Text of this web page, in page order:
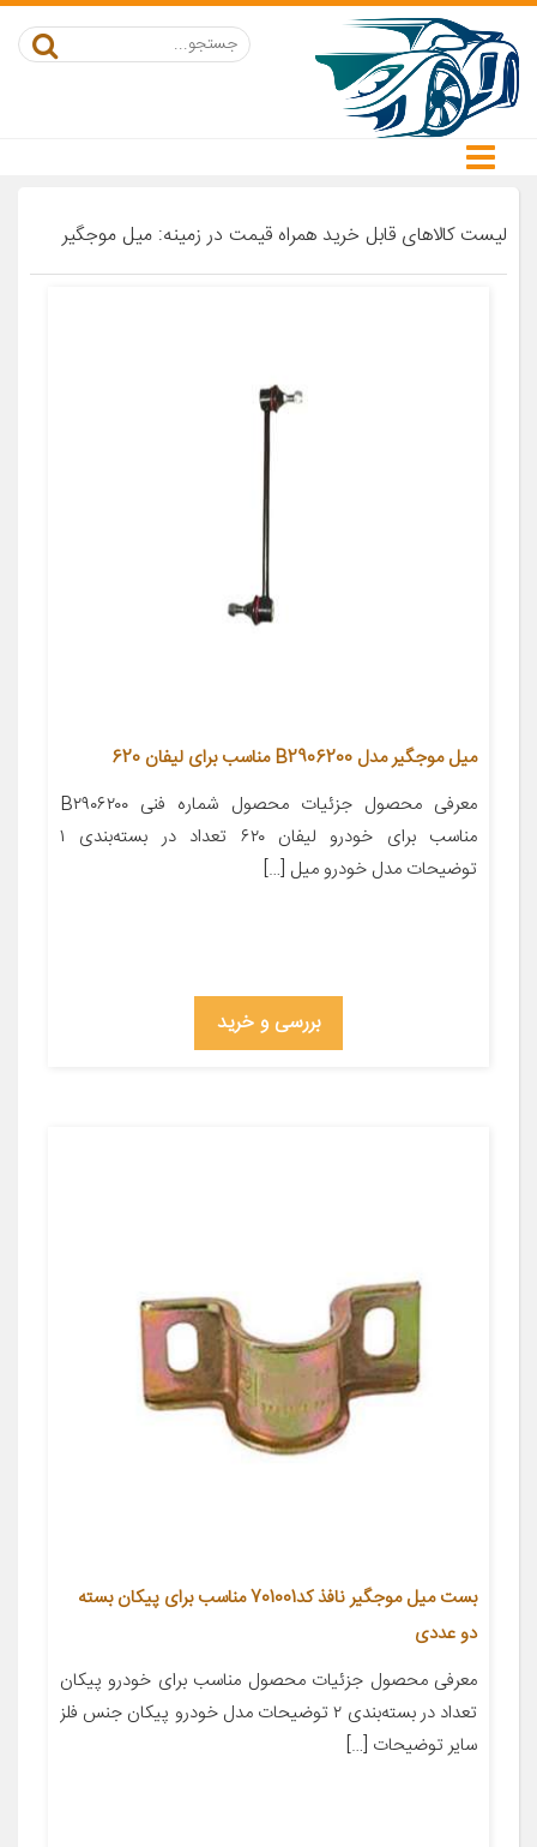
لیست کالاهای قابل خرید همراه قیمت در زمینه: میل موجگیر
میل موجگیر مدل B2906200 مناسب برای لیفان 620
معرفی محصول جزئیات محصول شماره فنی B۲۹۰۶۲۰۰
مناسب برای خودرو لیفان ۶۲۰ تعداد در بسته‌بندی ۱
توضیحات مدل خودرو میل […]
بررسی و خرید
بست میل موجگیر نافذ کد701001 مناسب برای پیکان بسته
دو عددی
معرفی محصول جزئیات محصول مناسب برای خودرو پیکان
تعداد در بسته‌بندی ۲ توضیحات مدل خودرو پیکان جنس فلز
سایر توضیحات […]